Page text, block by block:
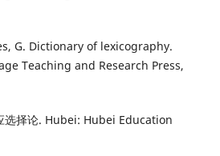
G. Dictionary of lexicography.
Teaching and Research Press,
选择论. Hubei: Hubei Education